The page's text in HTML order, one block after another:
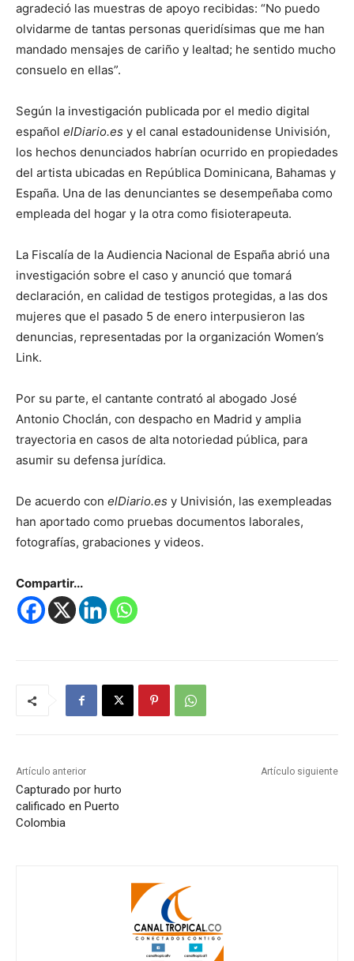
agradeció las muestras de apoyo recibidas: “No puedo
olvidarme de tantas personas queridísimas que me han
mandado mensajes de cariño y lealtad; he sentido mucho
consuelo en ellas”.
Según la investigación publicada por el medio digital
español elDiario.es y el canal estadounidense Univisión,
los hechos denunciados habrían ocurrido en propiedades
del artista ubicadas en República Dominicana, Bahamas y
España. Una de las denunciantes se desempeñaba como
empleada del hogar y la otra como fisioterapeuta.
La Fiscalía de la Audiencia Nacional de España abrió una
investigación sobre el caso y anunció que tomará
declaración, en calidad de testigos protegidas, a las dos
mujeres que el pasado 5 de enero interpusieron las
denuncias, representadas por la organización Women’s
Link.
Por su parte, el cantante contrató al abogado José
Antonio Choclán, con despacho en Madrid y amplia
trayectoria en casos de alta notoriedad pública, para
asumir su defensa jurídica.
De acuerdo con elDiario.es y Univisión, las exempleadas
han aportado como pruebas documentos laborales,
fotografías, grabaciones y videos.
Compartir...
Artículo anterior
Capturado por hurto
calificado en Puerto
Colombia
Artículo siguiente